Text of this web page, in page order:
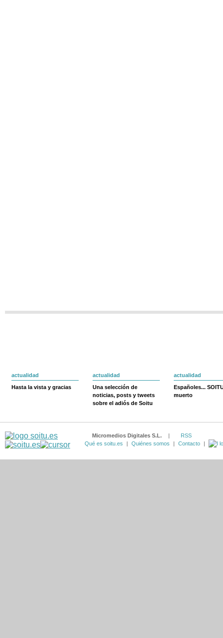
actualidad
Hasta la vista y gracias
actualidad
Una selección de
noticias, posts y tweets
sobre el adiós de Soitu
actualidad
Españoles...
muerto
Micromedios Digitales S.L. |
RSS
Qué es soitu.es
| Quiénes somos | Contacto |